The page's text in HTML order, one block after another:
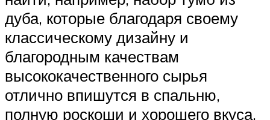
дуба, которые благодаря своему
классическому дизайну и
благородным качествам
высококачественного сырья
отлично впишутся в спальню,
полную роскоши и хорошего вкуса.